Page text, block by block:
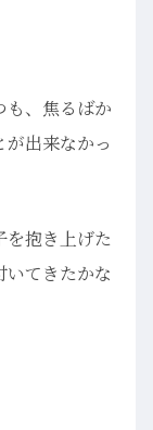
も、焦るばか
が出来なかっ
を抱き上げた
いてきたかな